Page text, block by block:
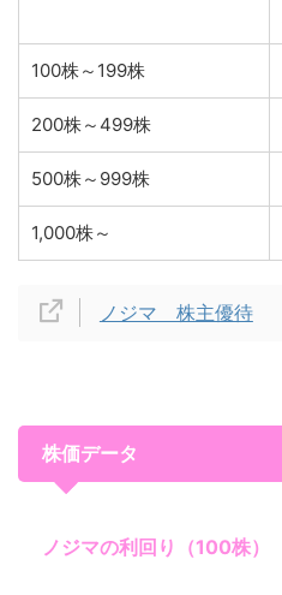
100株～199株
200株～499株
500株～999株
1,000株～
ノジマ 株主優待
株価データ
ノジマの利回り（100株）